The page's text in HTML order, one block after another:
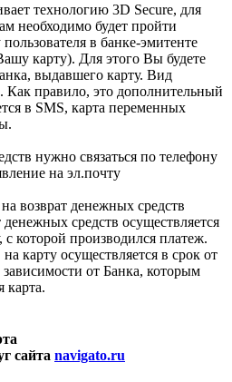
технологию 3D Secure, для
необходимо будет пройти
в банке-эмитенте
карту). Для этого Вы будете
выдавшего карту. Вид
Как правило, это дополнительный
в SMS, карта переменных
нужно связаться по телефону
на эл.почту
возврат денежных средств
денежных средств осуществляется
которой производился платеж.
карту осуществляется в срок от
от Банка, которым
карта.
сайта navigato.ru